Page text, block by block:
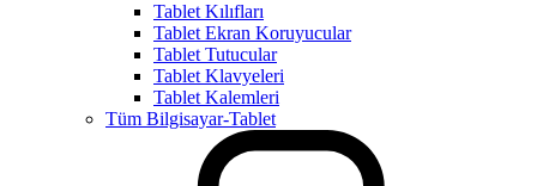
Tablet Kılıfları
Tablet Ekran Koruyucular
Tablet Tutucular
Tablet Klavyeleri
Tablet Kalemleri
Tüm Bilgisayar-Tablet